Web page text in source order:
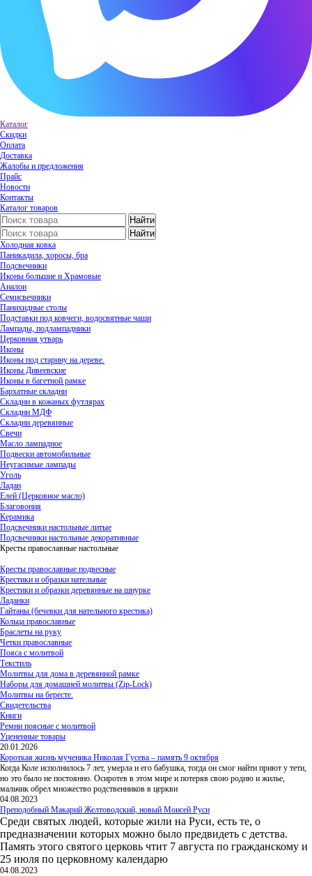
Каталог
Скидки
Оплата
Доставка
Жалобы и предложения
Прайс
Новости
Контакты
Каталог товаров
Холодная ковка
Паникадила, хоросы, бра
Подсвечники
Иконы большие и Храмовые
Аналои
Семисвечники
Панихидные столы
Подставки под ковчеги, водосвятные чаши
Лампады, подлампадники
Церковная утварь
Иконы
Иконы под старину на дереве.
Иконы Дивеевские
Иконы в багетной рамке
Бархатные складни
Складни в кожаных футлярах
Складни МДФ
Складни деревянные
Свечи
Масло лампадное
Подвески автомобильные
Неугасимые лампады
Уголь
Ладан
Елей (Церковное масло)
Благовония
Керамика
Подсвечники настольные литые
Подсвечники настольные декоративные
Кресты православные настольные
Кресты православные подвесные
Крестики и образки нательные
Крестики и образки деревянные на шнурке
Ладанки
Гайтаны (бечевки для нательного крестика)
Кольца православные
Браслеты на руку
Четки православные
Пояса с молитвой
Текстиль
Молитвы для дома в деревянной рамке
Наборы для домашней молитвы (Zip-Lock)
Молитвы на бересте.
Свидетельства
Книги
Ремни поясные с молитвой
Уцененные товары
20.01.2026
Короткая жизнь мученика Николая Гусева – память 9 октября
Когда Коле исполнилось 7 лет, умерла и его бабушка, тогда он смог найти приют у тети,
но это было не постоянно. Осиротев в этом мире и потеряв свою родню и жилье,
мальчик обрел множество родственников в церкви
04.08.2023
Преподобный Макарий Желтоводский, новый Моисей Руси
Среди святых людей, которые жили на Руси, есть те, о
предназначении которых можно было предвидеть с детства.
Память этого святого церковь чтит 7 августа по гражданскому и
25 июля по церковному календарю
04.08.2023